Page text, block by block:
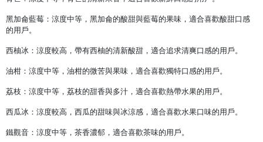
黑加侖藍莓：涼度中等，黑加侖的酸甜與藍莓的果味，適合喜歡酸甜口感
的用戶。
西柚冰：涼度較高，帶有西柚的清新酸甜，適合追求清爽口感的用戶。
油柑：涼度中等，油柑的微苦與果味，適合喜歡獨特口感的用戶。
荔枝：涼度中等，荔枝的甜香與多汁，適合喜歡熱帶水果的用戶。
西瓜冰：涼度較高，西瓜的甜味與冰涼感，適合喜歡水果口味的用戶。
鐵觀音：涼度中等，茶香濃郁，適合喜歡茶味的用戶。